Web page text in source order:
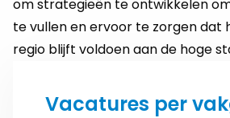
om strategieën te ontwikkelen
te vullen en ervoor te zorgen dat
regio blijft voldoen aan de hoge
Vacatures per